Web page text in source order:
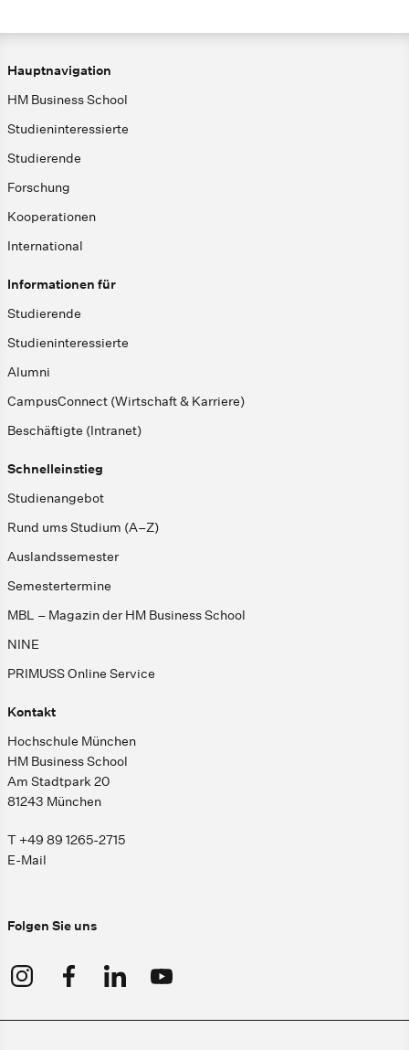
Hauptnavigation
HM Business School
Studieninteressierte
Studierende
Forschung
Kooperationen
International
Informationen für
Studierende
Studieninteressierte
Alumni
CampusConnect (Wirtschaft & Karriere)
Beschäftigte (Intranet)
Schnelleinstieg
Studienangebot
Rund ums Studium (A–Z)
Auslandssemester
Semestertermine
MBL – Magazin der HM Business School
NINE
PRIMUSS Online Service
Kontakt
Hochschule München
HM Business School
Am Stadtpark 20
81243 München
T +49 89 1265-2715
E-Mail
Folgen Sie uns